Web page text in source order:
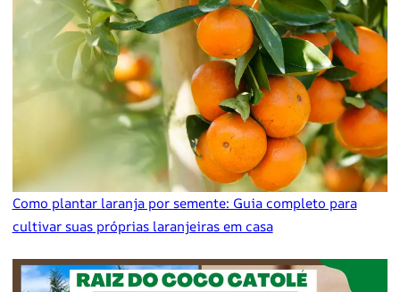
Como plantar laranja por semente: Guia completo para
cultivar suas próprias laranjeiras em casa